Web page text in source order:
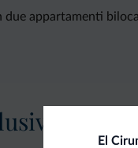
due appartamenti
El